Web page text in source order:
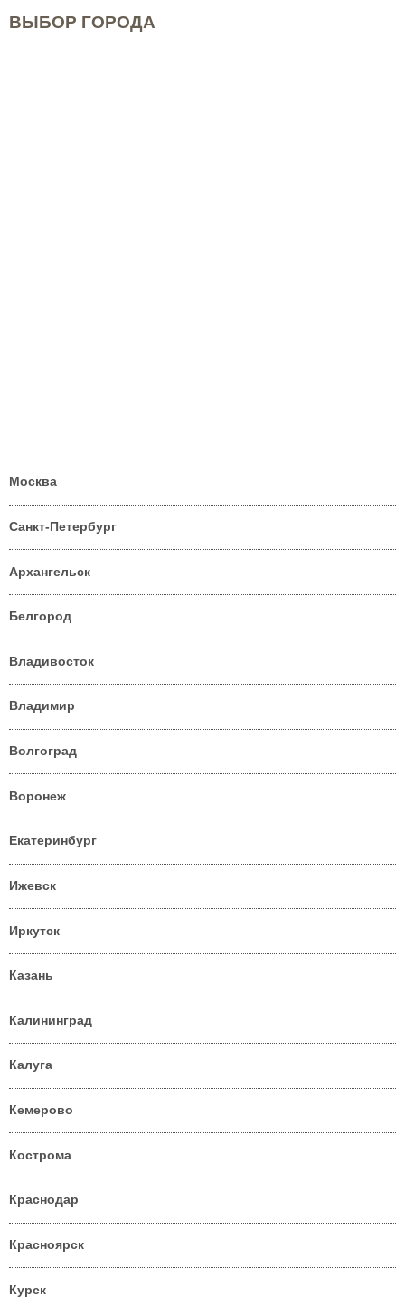
ВЫБОР ГОРОДА
Москва
Санкт-Петербург
Архангельск
Белгород
Владивосток
Владимир
Волгоград
Воронеж
Екатеринбург
Ижевск
Иркутск
Казань
Калининград
Калуга
Кемерово
Кострома
Краснодар
Красноярск
Курск